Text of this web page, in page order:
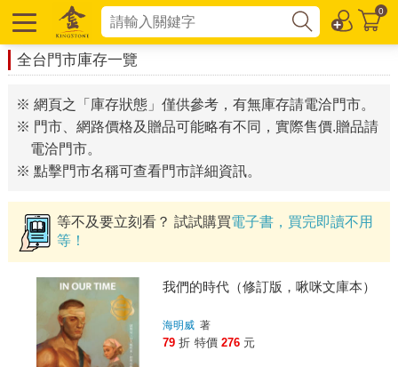
0
全台門市庫存一覽
※ 網頁之「庫存狀態」僅供參考，有無庫存請電洽門市。
※ 門市、網路價格及贈品可能略有不同，實際售價.贈品請
電洽門市。
※ 點擊門市名稱可查看門市詳細資訊。
等不及要立刻看？ 試試購買電子書，買完即讀不用
等！
我們的時代（修訂版，啾咪文庫本）
海明威 著
79 折 特價 276 元